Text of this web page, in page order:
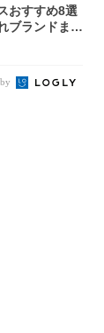
おすすめ8選
ブランドまで